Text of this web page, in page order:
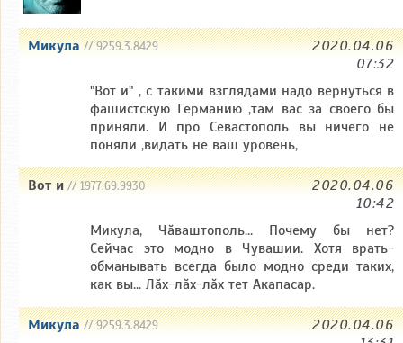
Микула// 9259.3.8429
2020.04.06
07:32
"Вот и" , с такими взглядами надо вернуться в
фашистскую Германию ,там вас за своего бы
приняли. И про Севастополь вы ничего не
поняли ,видать не ваш уровень,
Вот и// 1977.69.9930
2020.04.06
10:42
Микула, Чăваштополь... Почему бы нет?
Сейчас это модно в Чувашии. Хотя врать-
обманывать всегда было модно среди таких,
как вы... Лăх-лăх-лăх тет Акапасар.
Микула// 9259.3.8429
2020.04.06